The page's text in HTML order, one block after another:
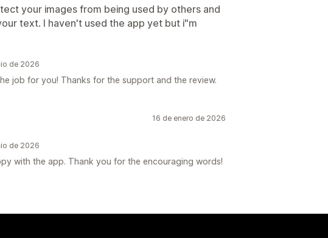
your images from being used by others and
text. I haven't used the app yet but i"m
de 2026
job for you! Thanks for the support and the review.
16 de enero de 2026
de 2026
with the app. Thank you for the encouraging words!